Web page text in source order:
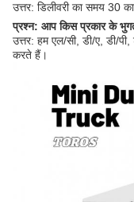
उत्तर: डिलीवरी का समय 30
प्रश्न: आप किस प्रकार के
उत्तर: हम एल/सी, डी/ए, डी/
करते हैं।